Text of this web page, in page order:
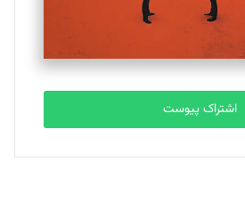
آرانی
اشتراک پیوست